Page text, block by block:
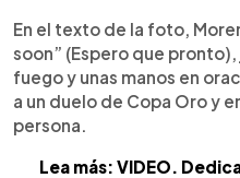
En el texto de la foto,
soon” (Espero que
fuego y unas manos en
a un duelo de Copa Oro y
persona.
Lea más: VIDEO.